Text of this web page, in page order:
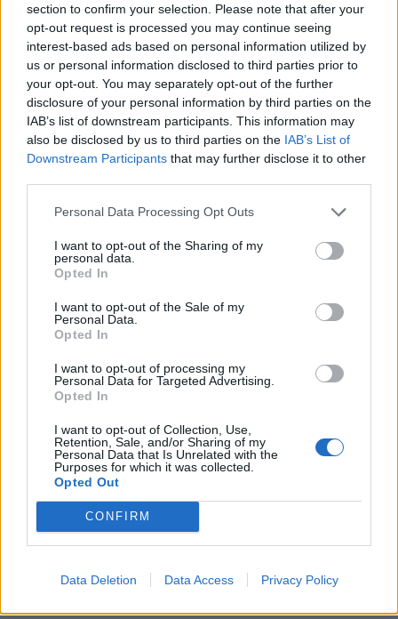
section to confirm your selection. Please note that after your
opt-out request is processed you may continue seeing
interest-based ads based on personal information utilized by
us or personal information disclosed to third parties prior to
your opt-out. You may separately opt-out of the further
disclosure of your personal information by third parties on the
IAB’s list of downstream participants. This information may
also be disclosed by us to third parties on the IAB’s List of
Downstream Participants that may further disclose it to other
Personal Data Processing Opt Outs
I want to opt-out of the Sharing of my
personal data.
Opted In
I want to opt-out of the Sale of my
Personal Data.
Opted In
I want to opt-out of processing my
Personal Data for Targeted Advertising.
Opted In
I want to opt-out of Collection, Use,
Retention, Sale, and/or Sharing of my
Personal Data that Is Unrelated with the
Purposes for which it was collected.
Opted Out
CONFIRM
Data Deletion Data Access Privacy Policy
Nekilnojamo turto kainų
šuolis nestabdo rinkos:
Klaipėdoje už 40 kv. metrų
butą nepagaili ir trečdalio
Neatsiradus pirkėjui dar
kartą mažinama
legendinio baseino kaina
didžiulio daugiabučio
(3)
aukštyn: butas pabrango
trečdaliu milijono (5)